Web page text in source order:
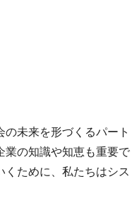
未来を形づくるパート
業の知識や知恵も重要で
ために、私たちはシス